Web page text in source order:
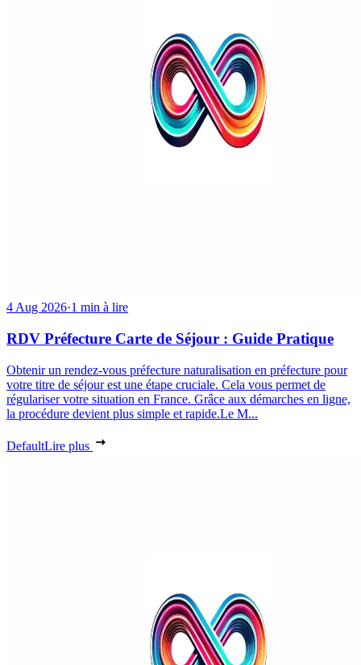
4 Aug 2026·1 min à lire
RDV Préfecture Carte de Séjour : Guide Pratique
Obtenir un rendez-vous préfecture naturalisation en préfecture pour
votre titre de séjour est une étape cruciale. Cela vous permet de
régulariser votre situation en France. Grâce aux démarches en ligne,
la procédure devient plus simple et rapide.Le M...
DefaultLire plus